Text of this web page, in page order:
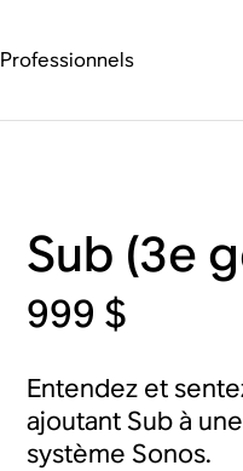
Professionnels
Sub (3e
999 $
Entendez et
ajoutant Sub à
système Sonos.